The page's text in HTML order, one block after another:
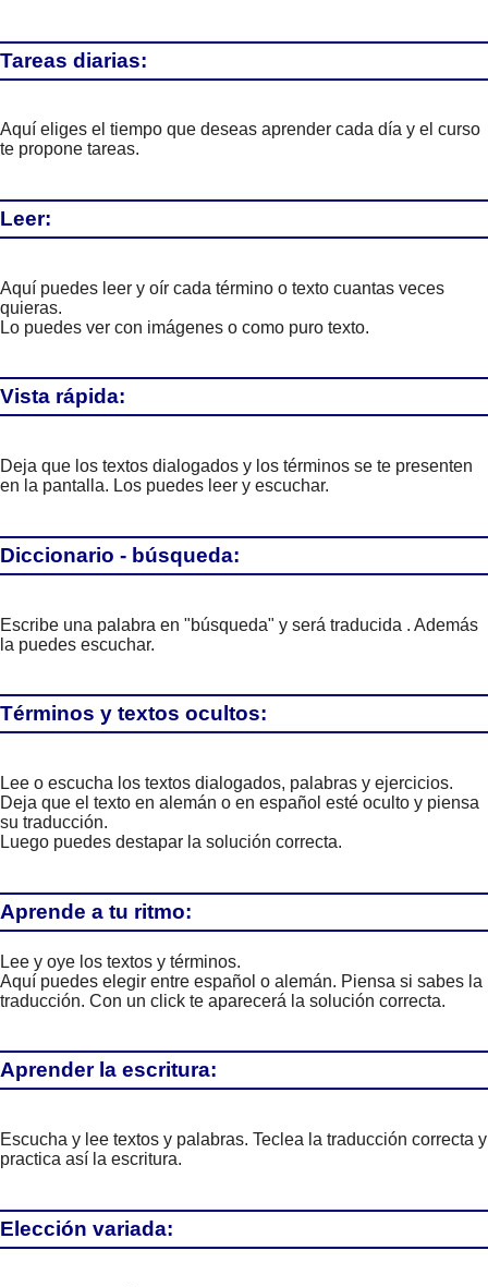
Tareas diarias:
Aquí eliges el tiempo que deseas aprender cada día y el curso
te propone tareas.
Leer:
Aquí puedes leer y oír cada término o texto cuantas veces
quieras.
Lo puedes ver con imágenes o como puro texto.
Vista rápida:
Deja que los textos dialogados y los términos se te presenten
en la pantalla. Los puedes leer y escuchar.
Diccionario - búsqueda:
Escribe una palabra en "búsqueda" y será traducida . Además
la puedes escuchar.
Términos y textos ocultos:
Lee o escucha los textos dialogados, palabras y ejercicios.
Deja que el texto en alemán o en español esté oculto y piensa
su traducción.
Luego puedes destapar la solución correcta.
Aprende a tu ritmo:
Lee y oye los textos y términos.
Aquí puedes elegir entre español o alemán. Piensa si sabes la
traducción. Con un click te aparecerá la solución correcta.
Aprender la escritura:
Escucha y lee textos y palabras. Teclea la traducción correcta y
practica así la escritura.
Elección variada: